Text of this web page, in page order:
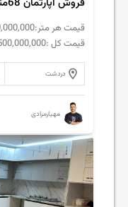
قیمت هر متر:
قیمت کل :
دردشت
مهیارمرادی